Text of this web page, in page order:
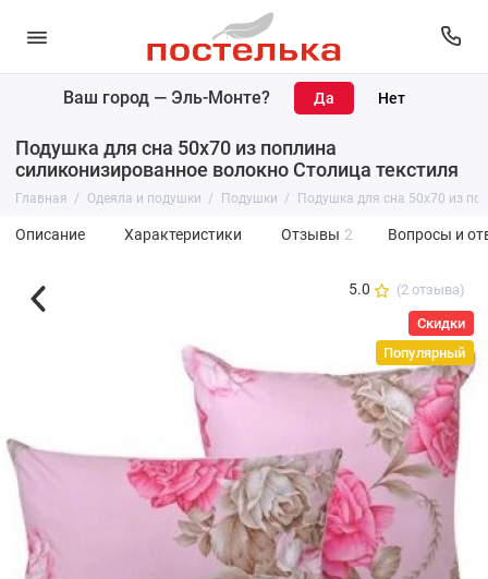
Ваш город — Эль-Монте?
Подушка для сна 50х70 из поплина
силиконизированное волокно Столица текстиля
Главная Одеяла и подушки Подушки Подушка для сна 50х70 из
Описание Характеристики Отзывы 2 Вопросы и
5.0 (2 отзыва)
Скидки
Популярный